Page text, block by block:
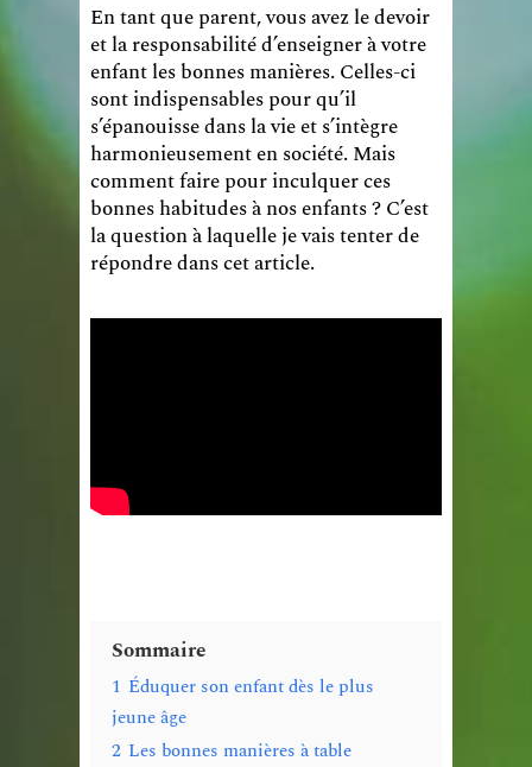
En tant que parent, vous avez le devoir
et la responsabilité d’enseigner à votre
enfant les bonnes manières. Celles-ci
sont indispensables pour qu’il
s’épanouisse dans la vie et s’intègre
harmonieusement en société. Mais
comment faire pour inculquer ces
bonnes habitudes à nos enfants ? C’est
la question à laquelle je vais tenter de
répondre dans cet article.
Sommaire
1 Éduquer son enfant dès le plus
jeune âge
2 Les bonnes manières à table